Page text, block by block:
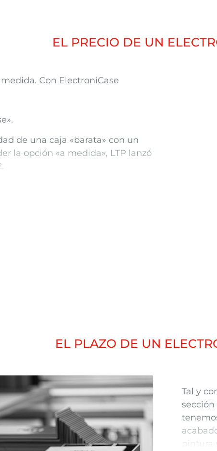
EL PRECIO DE UN
Con ElectroniCase
de una caja «barata» con un
la opción «a medida», LTP lanzó
diseñada en 5 días laborables:
EL PLAZO DE UN
Tal y
sección
acabad
pintura